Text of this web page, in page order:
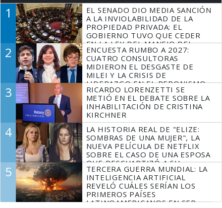
1
EL SENADO DIO MEDIA SANCIÓN
A LA INVIOLABILIDAD DE LA
PROPIEDAD PRIVADA: EL
GOBIERNO TUVO QUE CEDER
EN LA LEY DEL MANEJO DEL
FUEGO
2
ENCUESTA RUMBO A 2027:
CUATRO CONSULTORAS
MIDIERON EL DESGASTE DE
MILEI Y LA CRISIS DE
LIDERAZGO EN EL PERONISMO
3
RICARDO LORENZETTI SE
METIÓ EN EL DEBATE SOBRE LA
INHABILITACIÓN DE CRISTINA
KIRCHNER
4
LA HISTORIA REAL DE "ELIZE:
SOMBRAS DE UNA MUJER", LA
NUEVA PELÍCULA DE NETFLIX
SOBRE EL CASO DE UNA ESPOSA
QUE DESCUARTIZÓ A SU
MARIDO
5
TERCERA GUERRA MUNDIAL: LA
INTELIGENCIA ARTIFICIAL
REVELÓ CUÁLES SERÍAN LOS
PRIMEROS PAÍSES
LATINOAMERICANOS EN SER